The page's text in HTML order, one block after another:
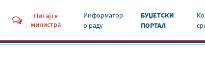
Питајте
министра
Информатор
о раду
БУЏЕТСКИ
ПОРТАЛ